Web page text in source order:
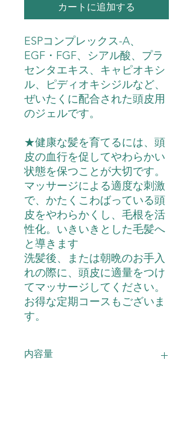
カートに追加する
ESPコンプレックス-A、
EGF・FGF、シアル酸、プラ
センタエキス、キャピオキシ
ル、ピディオキシジルなど、
ぜいたくに配合された頭皮用
のジェルです。
★健康な髪を育てるには、頭
皮の血行を促してやわらかい
状態を保つことが大切です。
マッサージによる適度な刺激
で、かたくこわばっている頭
皮をやわらかくし、毛根を活
性化。いきいきとした毛髪へ
と導きます
洗髪後、または朝晩のお手入
れの際に、頭皮に適量をつけ
てマッサージしてください。
お得な定期コースもございま
す。
内容量